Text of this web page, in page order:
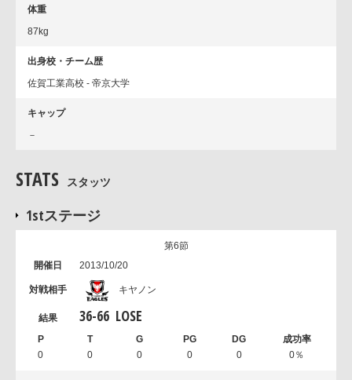
体重
87kg
出身校・チーム歴
佐賀工業高校 - 帝京大学
キャップ
－
STATS スタッツ
1stステージ
第6節
2013/10/20
キヤノン
36-66 LOSE
0 0 0 0 0 0％